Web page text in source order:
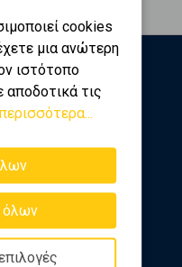
cookies
μια ανώτερη
ιστότοπο
τις
όλων
Home για νέα
της αγοράς